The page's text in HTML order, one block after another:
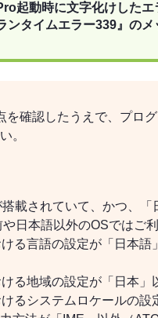
起動時に文字化けした
ンタイムエラー339』の
を確認したうえで、プロ
。
載されていて、かつ、
日本語以外のOSではご利
る言語の設定が「日本
る地域の設定が「日本
るシステムロケールの設